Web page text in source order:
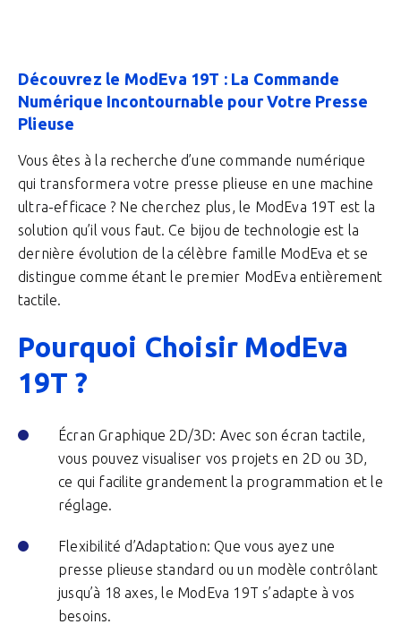
Découvrez le ModEva 19T : La Commande
Numérique Incontournable pour Votre Presse
Plieuse
Vous êtes à la recherche d’une commande numérique
qui transformera votre presse plieuse en une machine
ultra-efficace ? Ne cherchez plus, le ModEva 19T est la
solution qu’il vous faut. Ce bijou de technologie est la
dernière évolution de la célèbre famille ModEva et se
distingue comme étant le premier ModEva entièrement
tactile.
Pourquoi Choisir ModEva
19T ?
Écran Graphique 2D/3D: Avec son écran tactile,
vous pouvez visualiser vos projets en 2D ou 3D,
ce qui facilite grandement la programmation et le
réglage.
Flexibilité d’Adaptation: Que vous ayez une
presse plieuse standard ou un modèle contrôlant
jusqu’à 18 axes, le ModEva 19T s’adapte à vos
besoins.